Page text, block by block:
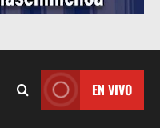
EN VIVO